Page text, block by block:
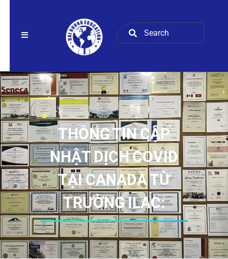
THÔNG TIN CẬP
NHẬT DỊCH COVID
TẠI CANADA TỪ
TRƯỜNG ILAC: